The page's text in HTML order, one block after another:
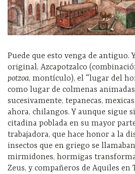
Puede que esto venga de antiguo.
original, Azcapotzalco
potzoa, montículo), el “lugar del
como lugar de colmenas
sucesivamente, tepanecas,
ahora, chilangos. Y aunque sigue
citadina poblada en su mayor
trabajadora, que hace honor a la
insectos que en griego se llamaban
mirmidones, hormigas
Zeus, y compañeros de Aquiles en